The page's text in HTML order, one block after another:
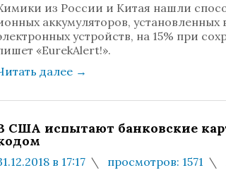
из России и Китая нашли
аккумуляторов,
устройств, на 15% при
«EurekAlert!».
далее →
США испытают банковские
в 17:17 просмотров: 1571